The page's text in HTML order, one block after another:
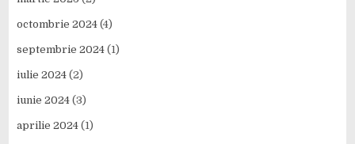
octombrie 2024 (4)
septembrie 2024 (1)
iulie 2024 (2)
iunie 2024 (3)
aprilie 2024 (1)